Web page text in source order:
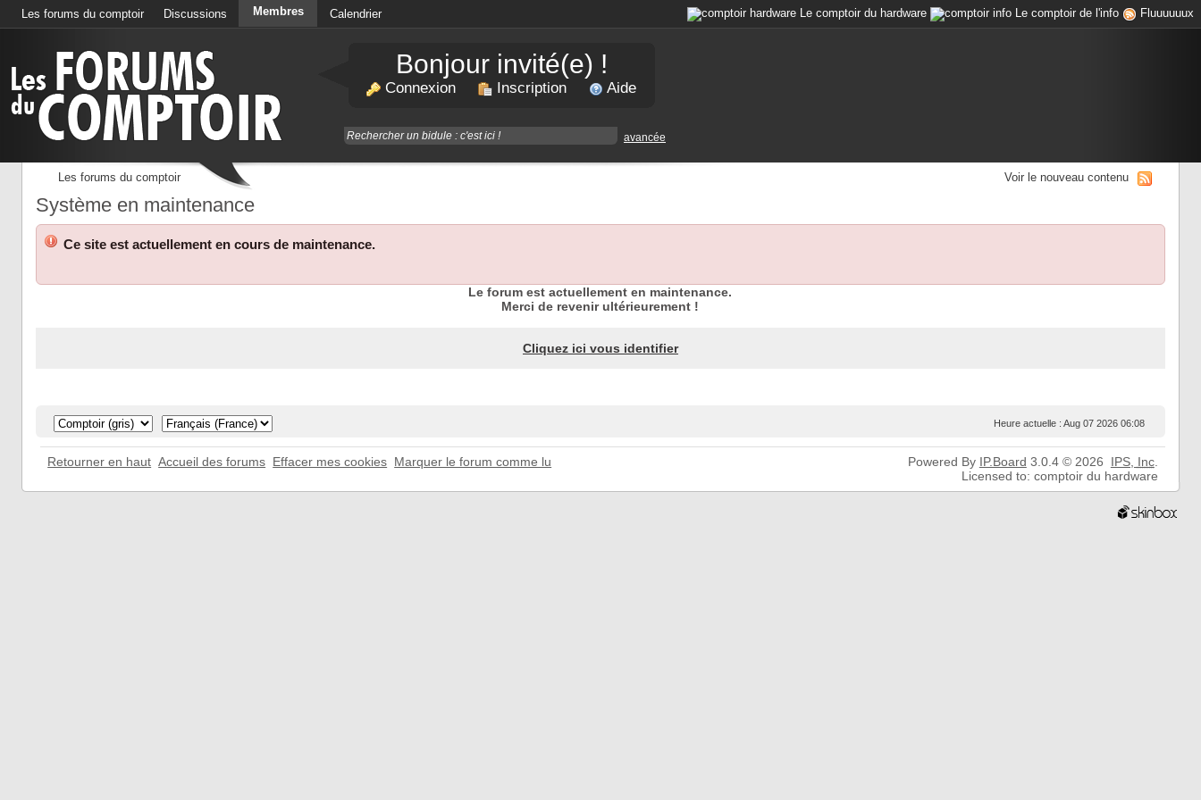
Les forums du comptoir Discussions Membres Calendrier Le comptoir du hardware Le comptoir de l'info Fluuuuuux
Bonjour invité(e) !
Connexion Inscription Aide
avancée
Les forums du comptoir Voir le nouveau contenu
Système en maintenance
Ce site est actuellement en cours de maintenance.
Le forum est actuellement en maintenance.
Merci de revenir ultérieurement !
Cliquez ici vous identifier
Heure actuelle : Aug 07 2026 06:08
Retourner en haut Accueil des forums Effacer mes cookies Marquer le forum comme lu Powered By IP.Board 3.0.4 © 2026 IPS, Inc.
Licensed to: comptoir du hardware